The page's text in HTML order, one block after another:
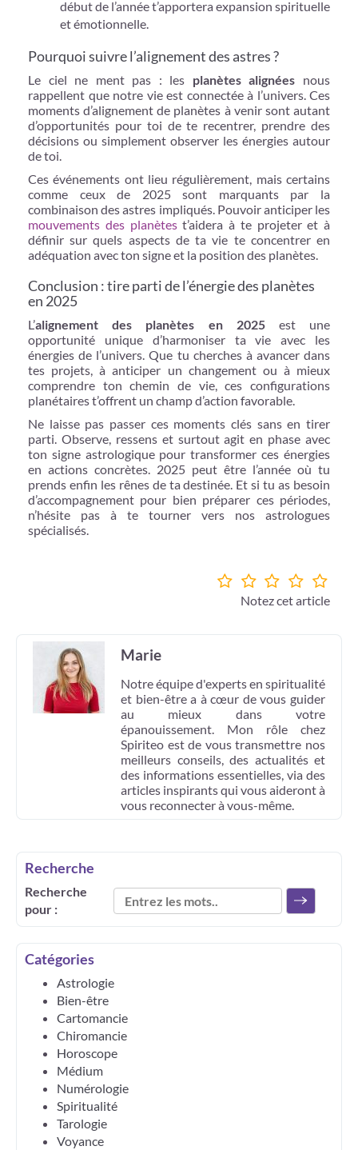
début de l’année t’apportera expansion spirituelle
et émotionnelle.
Pourquoi suivre l’alignement des astres ?
Le ciel ne ment pas : les planètes alignées nous
rappellent que notre vie est connectée à l’univers. Ces
moments d’alignement de planètes à venir sont autant
d’opportunités pour toi de te recentrer, prendre des
décisions ou simplement observer les énergies autour
de toi.
Ces événements ont lieu régulièrement, mais certains
comme ceux de 2025 sont marquants par la
combinaison des astres impliqués. Pouvoir anticiper les
mouvements des planètest’aidera à te projeter et à
définir sur quels aspects de ta vie te concentrer en
adéquation avec ton signe et la position des planètes.
Conclusion : tire parti de l’énergie des planètes
en 2025
L’alignement des planètes en 2025est une
opportunité unique d’harmoniser ta vie avec les
énergies de l’univers. Que tu cherches à avancer dans
tes projets, à anticiper un changement ou à mieux
comprendre ton chemin de vie, ces configurations
planétaires t’offrent un champ d’action favorable.
Ne laisse pas passer ces moments clés sans en tirer
parti. Observe, ressens et surtout agit en phase avec
ton signe astrologique pour transformer ces énergies
en actions concrètes. 2025 peut être l’année où tu
prends enfin les rênes de ta destinée. Et si tu as besoin
d’accompagnement pour bien préparer ces périodes,
n’hésite pas à te tourner vers nos astrologues
spécialisés.
Notez cet article
Marie
Notre équipe d'experts en spiritualité
et bien-être a à cœur de vous guider
au mieux dans votre
épanouissement. Mon rôle chez
Spiriteo est de vous transmettre nos
meilleurs conseils, des actualités et
des informations essentielles, via des
articles inspirants qui vous aideront à
vous reconnecter à vous-même.
Recherche
Recherche
pour :
Catégories
Astrologie
Bien-être
Cartomancie
Chiromancie
Horoscope
Médium
Numérologie
Spiritualité
Tarologie
Voyance